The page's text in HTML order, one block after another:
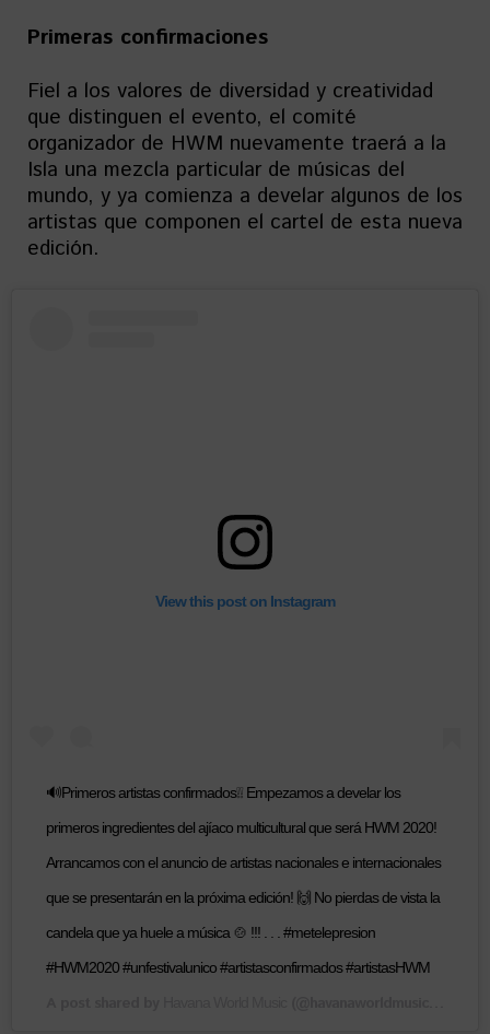
Primeras confirmaciones
Fiel a los valores de diversidad y creatividad
que distinguen el evento, el comité
organizador de HWM nuevamente traerá a la
Isla una mezcla particular de músicas del
mundo, y ya comienza a develar algunos de los
artistas que componen el cartel de esta nueva
edición.
View this post on Instagram
🔊Primeros artistas confirmados❕❕ Empezamos a develar los
primeros ingredientes del ajíaco multicultural que será HWM 2020!
Arrancamos con el anuncio de artistas nacionales e internacionales
que se presentarán en la próxima edición! 🙌 No pierdas de vista la
candela que ya huele a música 🍲 !!! . . . #metelepresion
#HWM2020 #unfestivalunico #artistasconfirmados #artistasHWM